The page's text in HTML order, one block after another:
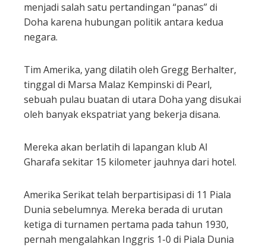
menjadi salah satu pertandingan “panas” di
Doha karena hubungan politik antara kedua
negara.
Tim Amerika, yang dilatih oleh Gregg Berhalter,
tinggal di Marsa Malaz Kempinski di Pearl,
sebuah pulau buatan di utara Doha yang disukai
oleh banyak ekspatriat yang bekerja disana.
Mereka akan berlatih di lapangan klub Al
Gharafa sekitar 15 kilometer jauhnya dari hotel.
Amerika Serikat telah berpartisipasi di 11 Piala
Dunia sebelumnya. Mereka berada di urutan
ketiga di turnamen pertama pada tahun 1930,
pernah mengalahkan Inggris 1-0 di Piala Dunia